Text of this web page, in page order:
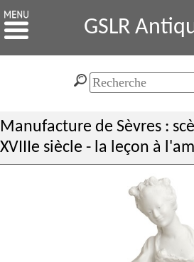
GSLR
Manufacture de Sèvres :
XVIIIe siècle - la leçon à